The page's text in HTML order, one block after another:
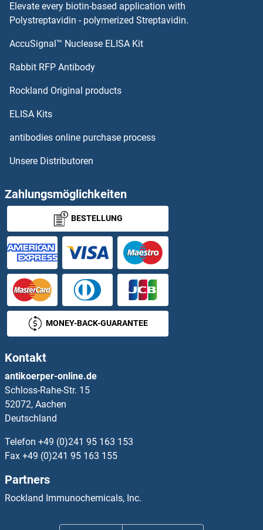
PFAS Antikörper
PF4V1 Antikörper
PGBD2 Antikörper
PGBD3 Antikörper
PGBD4 Antikörper
PGBD5 Antikörper
PGC Antikörper
PGD Antikörper
PGE2 Antikörper
PGGT1B Antikörper
PGK1 Antikörper
PGK2 Antikörper
PGLS Antikörper
PGLYRP1 Antikörper
PGLYRP2 Antikörper
Elevate every biotin-based application with
Polystreptavidin - polymerized Streptavidin.
AccuSignal™ Nuclease ELISA Kit
Rabbit RFP Antibody
Rockland Original products
ELISA Kits
antibodies online purchase process
Unsere Distributoren
Zahlungsmöglichkeiten
BESTELLUNG
MONEY-BACK-GUARANTEE
Kontakt
antikoerper-online.de
Schloss-Rahe-Str. 15
52072, Aachen
Deutschland
Telefon +49 (0)241 95 163 153
Fax +49 (0)241 95 163 155
Partners
Rockland Immunochemicals, Inc.